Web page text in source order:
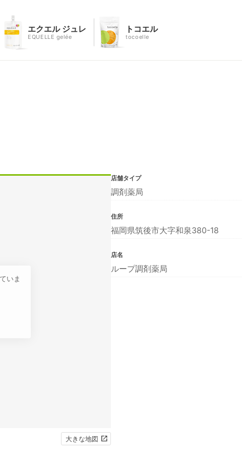
エクエル ジュレ
EQUELLE gelée
トコエル
tocoelle
いま
大きな地図
店舗タイプ
調剤薬局
住所
福岡県筑後市大字和泉380-18
店名
ループ調剤薬局